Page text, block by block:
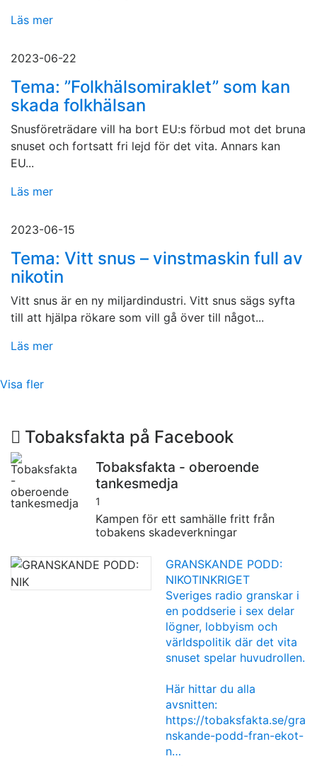
Läs mer
2023-06-22
Tema: ”Folkhälsomiraklet” som kan
skada folkhälsan
Snusföreträdare vill ha bort EU:s förbud mot det bruna
snuset och fortsatt fri lejd för det vita. Annars kan
EU...
Läs mer
2023-06-15
Tema: Vitt snus – vinstmaskin full av
nikotin
Vitt snus är en ny miljardindustri. Vitt snus sägs syfta
till att hjälpa rökare som vill gå över till något...
Läs mer
Visa fler
Tobaksfakta på Facebook
Tobaksfakta - oberoende
tankesmedja
1
Kampen för ett samhälle fritt från
tobakens skadeverkningar
GRANSKANDE PODD:
NIKOTINKRIGET
Sveriges radio granskar i
en poddserie i sex delar
lögner, lobbyism och
världspolitik där det vita
snuset spelar huvudrollen.
Här hittar du alla
avsnitten:
https://tobaksfakta.se/gra
nskande-podd-fran-ekot-
n…